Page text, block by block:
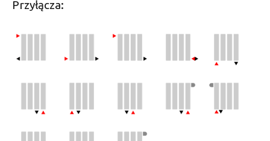
Przyłącza: